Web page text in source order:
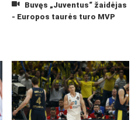
Buvęs „Juventus“ žaidėjas
- Europos taurės turo MVP